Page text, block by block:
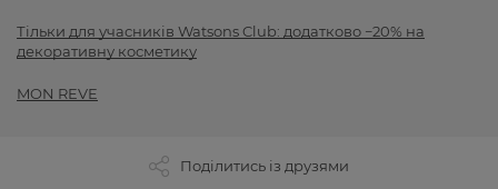
Тільки для учасників Watsons Club: додатково −20% на
декоративну косметику
MON REVE
Поділитись із друзями